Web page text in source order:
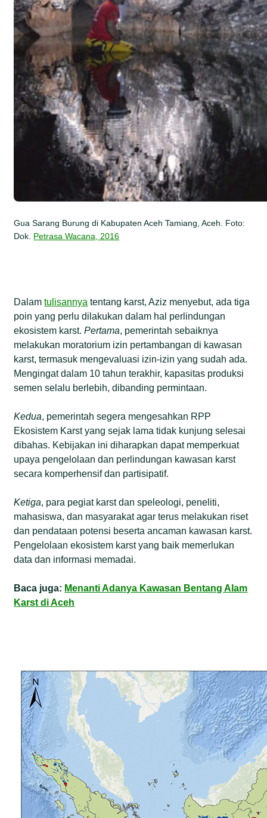
Gua Sarang Burung di Kabupaten Aceh Tamiang, Aceh. Foto:
Dok. Petrasa Wacana, 2016
Dalamtulisannya tentang karst, Aziz menyebut, ada tiga
poin yang perlu dilakukan dalam hal perlindungan
ekosistem karst.Pertama, pemerintah sebaiknya
melakukan moratorium izin pertambangan di kawasan
karst, termasuk mengevaluasi izin-izin yang sudah ada.
Mengingat dalam 10 tahun terakhir, kapasitas produksi
semen selalu berlebih, dibanding permintaan.
Kedua, pemerintah segera mengesahkan RPP
Ekosistem Karst yang sejak lama tidak kunjung selesai
dibahas. Kebijakan ini diharapkan dapat memperkuat
upaya pengelolaan dan perlindungan kawasan karst
secara komperhensif dan partisipatif.
Ketiga, para pegiat karst dan speleologi, peneliti,
mahasiswa, dan masyarakat agar terus melakukan riset
dan pendataan potensi beserta ancaman kawasan karst.
Pengelolaan ekosistem karst yang baik memerlukan
data dan informasi memadai.
Baca juga: Menanti Adanya Kawasan Bentang Alam
Karst di Aceh